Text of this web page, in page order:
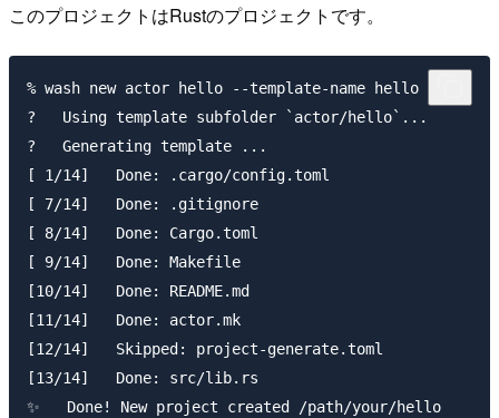
このプロジェクトはRustのプロジェクトです。
% wash new actor hello --template-name hello
?   Using template subfolder `actor/hello`...
?   Generating template ...
[ 1/14]   Done: .cargo/config.toml
[ 7/14]   Done: .gitignore
[ 8/14]   Done: Cargo.toml
[ 9/14]   Done: Makefile
[10/14]   Done: README.md
[11/14]   Done: actor.mk
[12/14]   Skipped: project-generate.toml
[13/14]   Done: src/lib.rs